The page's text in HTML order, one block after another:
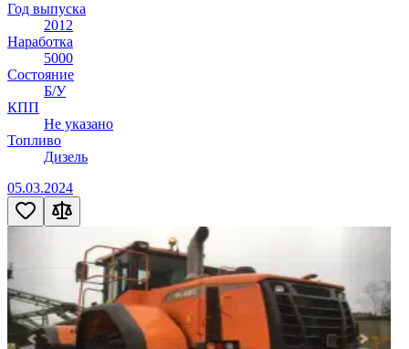
Год выпуска
2012
Наработка
5000
Состояние
Б/У
КПП
Не указано
Топливо
Дизель
05.03.2024